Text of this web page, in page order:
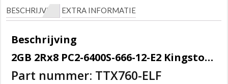
BESCHRIJVING EXTRA INFORMATIE
Beschrijving
2GB 2Rx8 PC2-6400S-666-12-E2 Kingston Sodimm geheugen
Part nummer: TTX760-ELF